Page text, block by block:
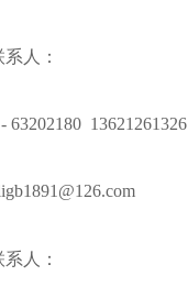
人：
13621261326
人：